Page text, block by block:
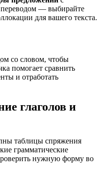
переводом — выбирайте
для вашего текста.
со словом, чтобы
помогает сравнить
и отработать
глаголов и
таблицы спряжения
грамматические
нужную форму во